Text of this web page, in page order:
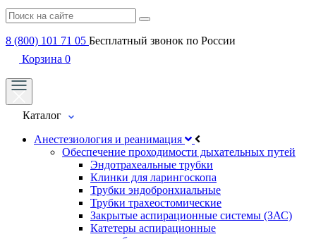
8 (800) 101 71 05 Бесплатный звонок по России
Корзина 0
Каталог
Анестезиология и реанимация
Обеспечение проходимости дыхательных путей
Эндотрахеальные трубки
Клинки для ларингоскопа
Трубки эндобронхиальные
Трубки трахеостомические
Закрытые аспирационные системы (ЗАС)
Катетеры аспирационные